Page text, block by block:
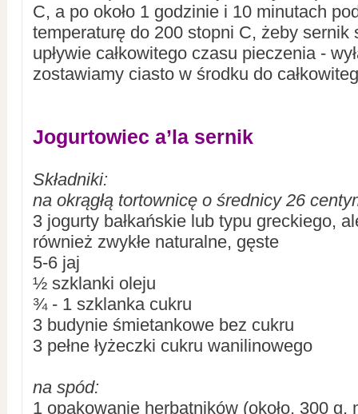
C, a po około 1 godzinie i 10 minutach
temperaturę do 200 stopni C, żeby sernik
upływie całkowitego czasu pieczenia -
zostawiamy ciasto w środku do
Jogurtowiec a’la sernik
Składniki:
na okrągłą tortownicę o średnicy 26
3 jogurty bałkańskie lub typu greckiego,
również zwykłe naturalne, gęste
5-6 jaj
½ szklanki oleju
¾ - 1 szklanka cukru
3 budynie śmietankowe bez cukru
3 pełne łyżeczki cukru wanilinowego
na spód:
1 opakowanie herbatników (około. 300 g,